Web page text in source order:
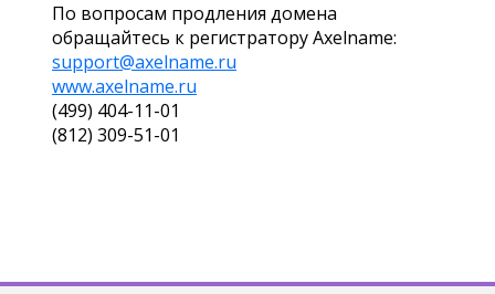
По вопросам продления домена
обращайтесь к регистратору Axelname:
support@axelname.ru
www.axelname.ru
(499) 404-11-01
(812) 309-51-01